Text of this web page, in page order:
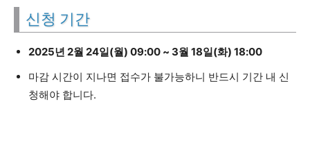
신청 기간
2025년 2월 24일(월) 09:00 ~ 3월 18일(화) 18:00
마감 시간이 지나면 접수가 불가능하니 반드시 기간 내 신
청해야 합니다.